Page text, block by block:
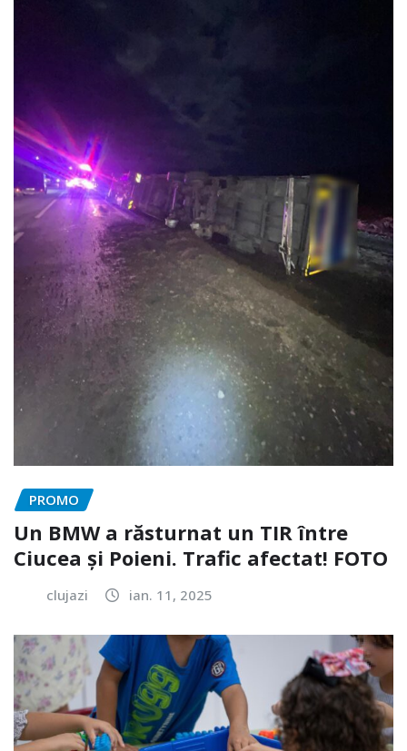
PROMO
Un BMW a răsturnat un TIR între
Ciucea și Poieni. Trafic afectat! FOTO
clujazi ian. 11, 2025